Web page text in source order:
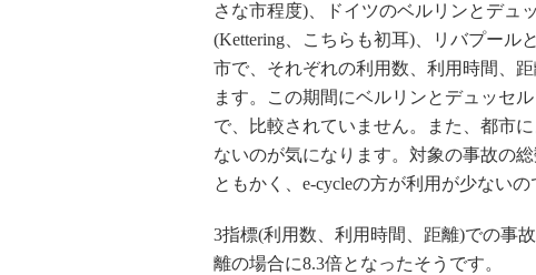
さな市程度)、ドイツのベルリンとデュ
(Kettering、こちらも初耳)、リバプール
市で、それぞれの利用数、利用時間、
ます。この期間にベルリンとデュッセ
で、比較されていません。また、都市
ないのが気になります。対象の事故の総
ともかく、e-cycleの方が利用が少ないの
3指標(利用数、利用時間、距離)での事
離の場合に8.3倍となったそうです。